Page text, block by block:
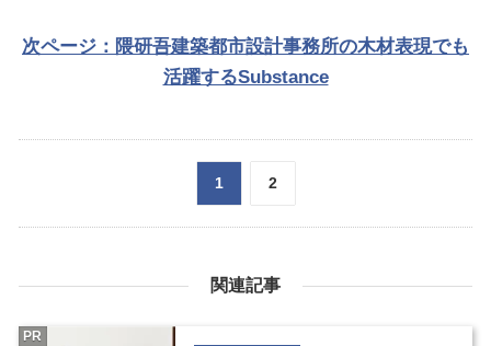
次ページ：隈研吾建築都市設計事務所の木材表現でも
活躍するSubstance
1 2
関連記事
PR